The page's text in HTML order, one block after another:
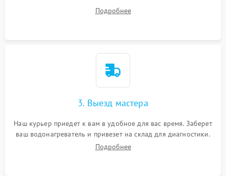
Подробнее
3. Выезд мастера
Наш курьер приедет к вам в удобное для вас время. Заберет
ваш водонагреватель и привезет на склад для диагностики.
Подробнее